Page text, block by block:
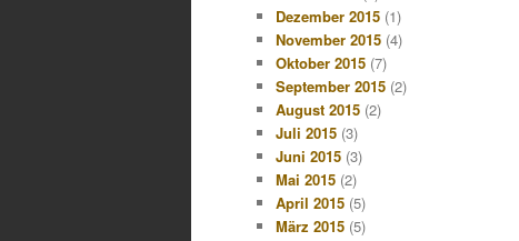
Dezember 2015 (1)
November 2015 (4)
Oktober 2015 (7)
September 2015 (2)
August 2015 (2)
Juli 2015 (3)
Juni 2015 (3)
Mai 2015 (2)
April 2015 (5)
März 2015 (5)